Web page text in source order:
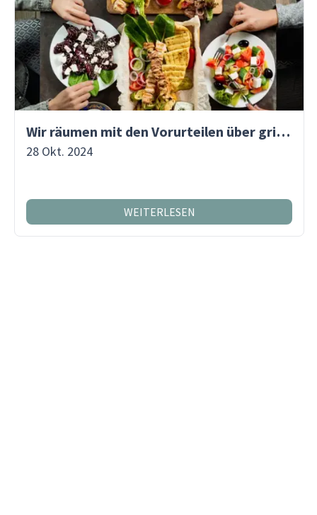
Wir räumen mit den Vorurteilen über griechisches Essen auf
28 Okt. 2024
WEITERLESEN